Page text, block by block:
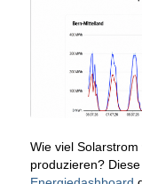
Wie viel
produzieren?Diese